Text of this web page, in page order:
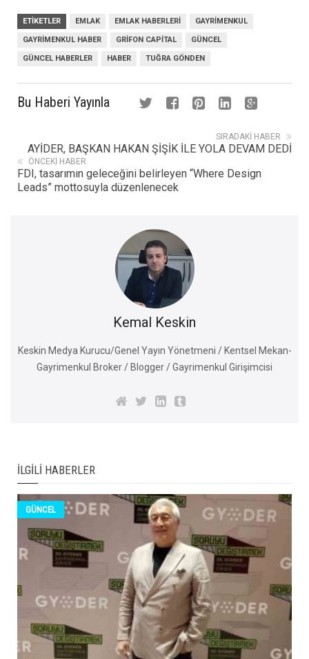
ETIKETLER EMLAK EMLAK HABERLERI GAYRIMENKUL
GAYRIMENKUL HABER GRIFON CAPITAL GÜNCEL
GÜNCEL HABERLER HABER TUĞRA GÖNDEN
Bu Haberi Yayınla
SIRADAKI HABER
AYİDER, BAŞKAN HAKAN ŞİŞİK İLE YOLA DEVAM DEDİ
ÖNCEKI HABER
FDI, tasarımın geleceğini belirleyen “Where Design
Leads” mottosuyla düzenlenecek
Kemal Keskin
Keskin Medya Kurucu/Genel Yayın Yönetmeni / Kentsel Mekan-
Gayrimenkul Broker / Blogger / Gayrimenkul Girişimcisi
İLGILI HABERLER
GÜNCEL